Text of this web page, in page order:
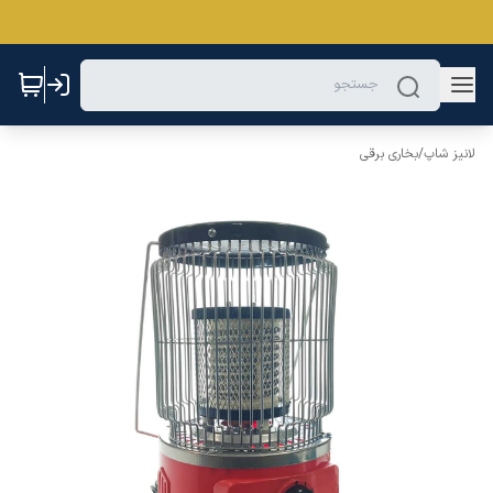
لانیز شاپ/بخاری برقی